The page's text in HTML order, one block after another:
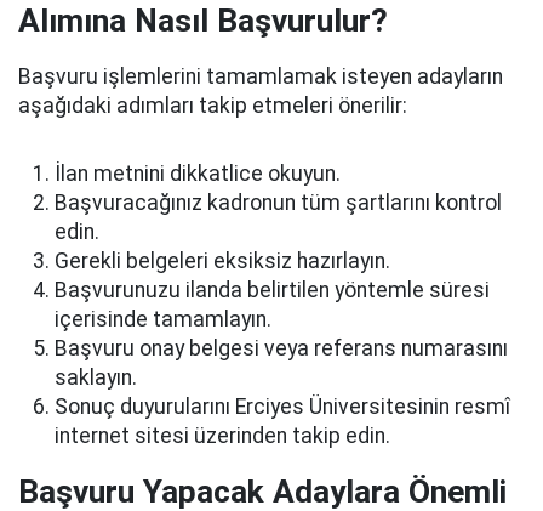
Alımına Nasıl Başvurulur?
Başvuru işlemlerini tamamlamak isteyen adayların
aşağıdaki adımları takip etmeleri önerilir:
İlan metnini dikkatlice okuyun.
Başvuracağınız kadronun tüm şartlarını kontrol
edin.
Gerekli belgeleri eksiksiz hazırlayın.
Başvurunuzu ilanda belirtilen yöntemle süresi
içerisinde tamamlayın.
Başvuru onay belgesi veya referans numarasını
saklayın.
Sonuç duyurularını Erciyes Üniversitesinin resmî
internet sitesi üzerinden takip edin.
Başvuru Yapacak Adaylara Önemli